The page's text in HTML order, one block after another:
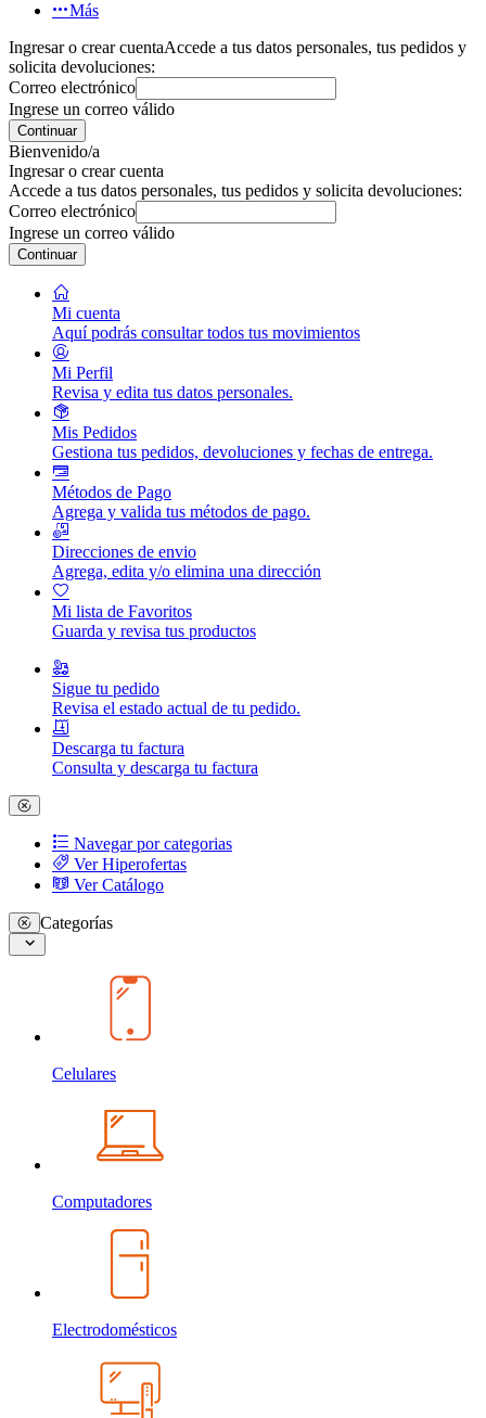
Más
Ingresar o crear cuentaAccede a tus datos personales, tus pedidos y
solicita devoluciones:
Correo electrónico
Ingrese un correo válido
Continuar
Bienvenido/a
Ingresar o crear cuenta
Accede a tus datos personales, tus pedidos y solicita devoluciones:
Correo electrónico
Ingrese un correo válido
Continuar
Mi cuenta
Aquí podrás consultar todos tus movimientos
Mi Perfil
Revisa y edita tus datos personales.
Mis Pedidos
Gestiona tus pedidos, devoluciones y fechas de entrega.
Métodos de Pago
Agrega y valida tus métodos de pago.
Direcciones de envio
Agrega, edita y/o elimina una dirección
Mi lista de Favoritos
Guarda y revisa tus productos
Sigue tu pedido
Revisa el estado actual de tu pedido.
Descarga tu factura
Consulta y descarga tu factura
Navegar por categorias
Ver Hiperofertas
Ver Catálogo
Categorías
Celulares
Computadores
Electrodomésticos